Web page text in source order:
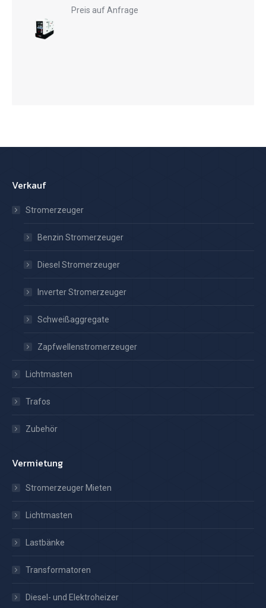
Preis auf Anfrage
Verkauf
Stromerzeuger
Benzin Stromerzeuger
Diesel Stromerzeuger
Inverter Stromerzeuger
Schweißaggregate
Zapfwellenstromerzeuger
Lichtmasten
Trafos
Zubehör
Vermietung
Stromerzeuger Mieten
Lichtmasten
Lastbänke
Transformatoren
Diesel- und Elektroheizer